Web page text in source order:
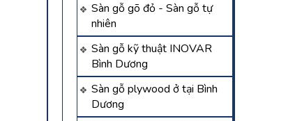
Sàn gỗ gõ đỏ - Sàn gỗ tự
nhiên
Sàn gỗ kỹ thuật INOVAR
Bình Dương
Sàn gỗ plywood ở tại Bình
Dương